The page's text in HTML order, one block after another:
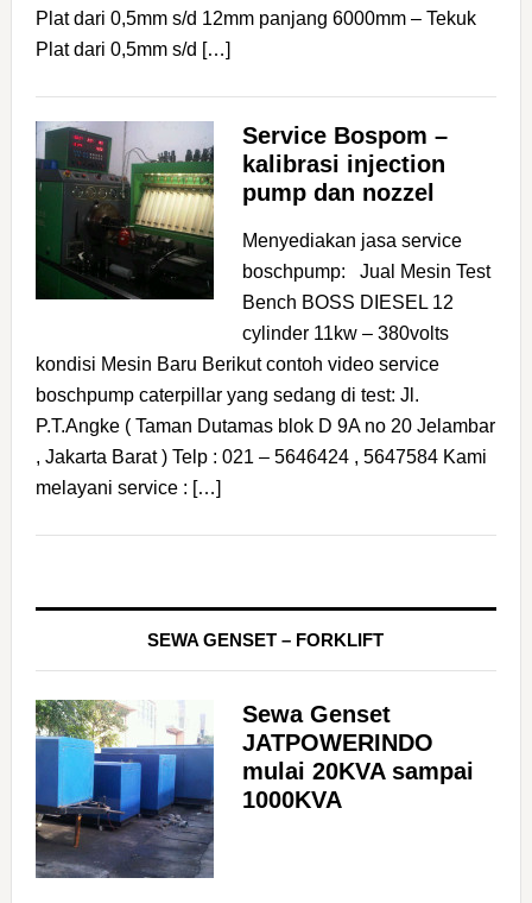
Plat dari 0,5mm s/d 12mm panjang 6000mm – Tekuk
Plat dari 0,5mm s/d […]
Service Bospom –
kalibrasi injection
pump dan nozzel
Menyediakan jasa service
boschpump: Jual Mesin Test
Bench BOSS DIESEL 12
cylinder 11kw – 380volts
kondisi Mesin Baru Berikut contoh video service
boschpump caterpillar yang sedang di test: Jl.
P.T.Angke ( Taman Dutamas blok D 9A no 20 Jelambar
, Jakarta Barat ) Telp : 021 – 5646424 , 5647584 Kami
melayani service : […]
SEWA GENSET – FORKLIFT
Sewa Genset
JATPOWERINDO
mulai 20KVA sampai
1000KVA